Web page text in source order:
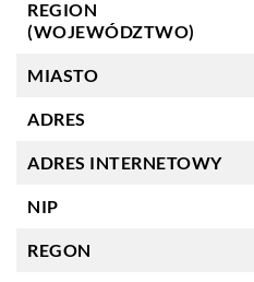
REGION
(WOJEWÓDZTWO)
MIASTO
ADRES
ADRES INTERNETOWY
NIP
REGON